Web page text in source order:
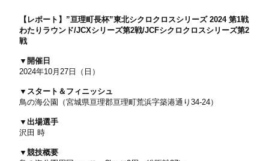
【レポート】”亘理町長杯”東北シクロクロスシリーズ 2024 第1戦
わたりラウンド/JCXシリーズ第2戦/JCFシクロクロスシリーズ第2
戦
▼開催日
2024年10月27日（日）
▼スタート＆フィニッシュ
鳥の海公園（宮城県亘理郡亘理町荒浜字築港通り34-24）
▼出場選手
沢田 時
▼競技概要